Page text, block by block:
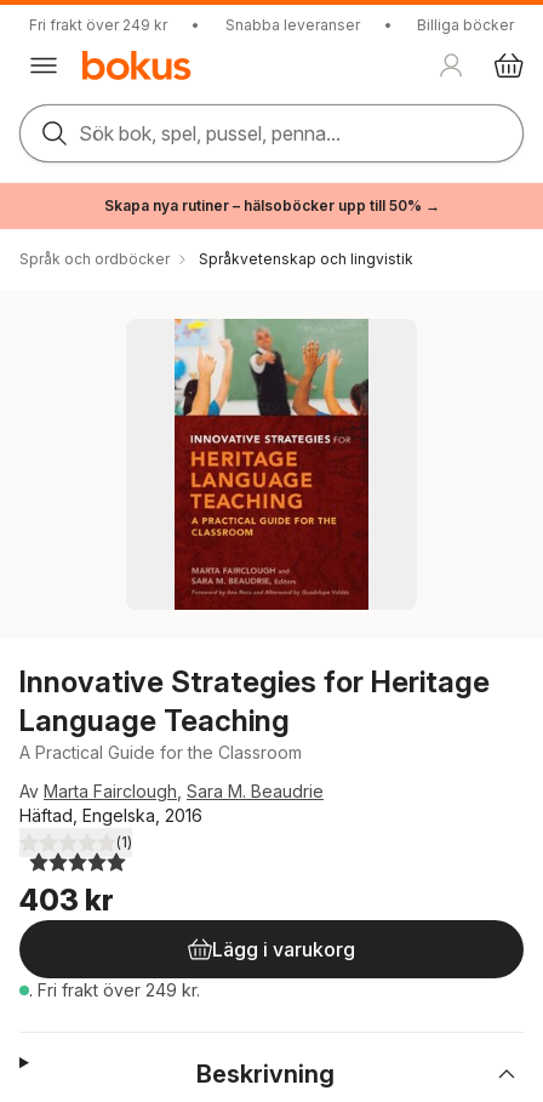
Fri frakt över 249 kr • Snabba leveranser • Billiga böcker
Sök bok, spel, pussel, penna...
Skapa nya rutiner – hälsoböcker upp till 50% →
Språk och ordböcker Språkvetenskap och lingvistik
Innovative Strategies for Heritage
Language Teaching
A Practical Guide for the Classroom
Av Marta Fairclough Sara M. Beaudrie
Häftad, Engelska, 2016
5,0utav 5 stjärnor. Totalt antal röster:
(1)
403 kr
Lägg i varukorg
. Fri frakt över 249 kr.
Beskrivning